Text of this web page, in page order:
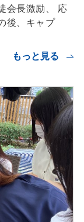
会長激励、 応
後、キャプ
もっと見る